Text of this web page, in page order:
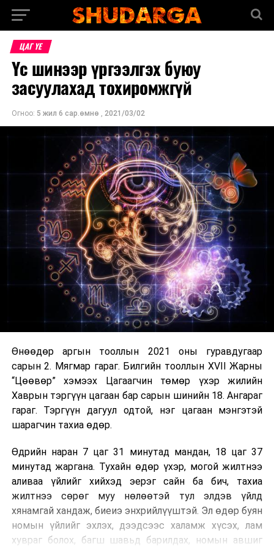
ЦАГ ҮЕ
Үс шинээр үргээлгэх буюу
засуулахад тохиромжгүй
Огноо: 5 жил 6 сар.өмнө , 2021/03/02
Өнөөдөр аргын тооллын 2021 оны гуравдугаар
сарын 2. Мягмар гараг. Билгийн тооллын XVII Жарны
“Цөөвөр” хэмээх Цагаагчин төмөр үхэр жилийн
Хаврын тэргүүн цагаан бар сарын шинийн 18. Ангараг
гараг. Тэргүүн дагуул одтой, нэг цагаан мэнгэтэй
шарагчин тахиа өдөр.
Өдрийн наран 7 цаг 31 минутад мандан, 18 цаг 37
минутад жаргана. Тухайн өдөр үхэр, могой жилтнээ
аливаа үйлийг хийхэд эерэг сайн ба бич, тахиа
жилтнээ сөрөг муу нөлөөтэй тул элдэв үйлд
хянамгай хандаж, биеиэ энхрийлүүштэй. Эл өдөр буян
номын үйлийг эхлэх, дээдсээс халамж хүсэх, лам
хувраг болох, багш шавьд барилдах, номын авшиг